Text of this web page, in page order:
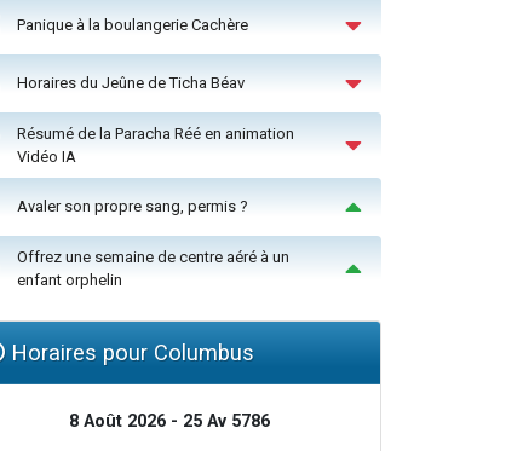
Panique à la boulangerie Cachère
Horaires du Jeûne de Ticha Béav
Résumé de la Paracha Réé en animation
Vidéo IA
Avaler son propre sang, permis ?
Offrez une semaine de centre aéré à un
enfant orphelin
Horaires pour Columbus
8 Août 2026 - 25 Av 5786